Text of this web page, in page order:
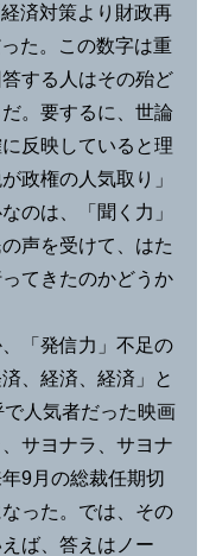
済対策より財政再
た。この数字は重
する人はその殆ど
。要するに、世論
反映していると理
政権の人気取り」
のは、「聞く力」
声を受けて、はた
てきたのかどうか
「発信力」不足の
、経済、経済」と
人気者だった映画
サヨナラ、サヨナ
9月の総裁任期切
った。では、その
ば、答えはノー